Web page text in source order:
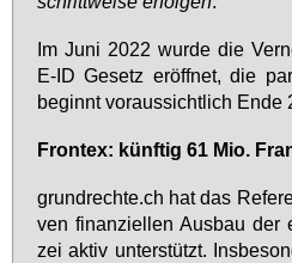
Im Ju­ni 2022 wur­de die
E-ID Ge­setz er­öff­net, die
be­ginnt vor­aus­sicht­lich En­de
Fron­tex: künf­tig 61 Mio.
grund­rech­te.ch hat das
ven fi­nan­zi­el­len Aus­bau der
zei ak­tiv un­ter­stützt.